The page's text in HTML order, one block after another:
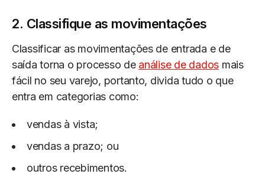
2. Classifique as movimentações
Classificar as movimentações de entrada e de
saída torna o processo de análise de dados mais
fácil no seu varejo, portanto, divida tudo o que
entra em categorias como:
vendas à vista;
vendas a prazo; ou
outros recebimentos.